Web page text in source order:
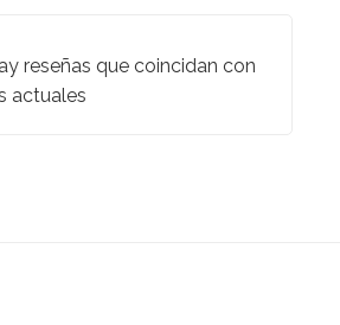
reseñas que coincidan con
actuales